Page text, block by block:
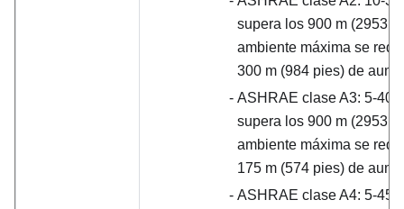
supera los 900 m (2953
ambiente máxima se
300 m (984 pies) de
ASHRAE clase A3: 5-40
supera los 900 m (2953
ambiente máxima se
175 m (574 pies) de
ASHRAE clase A4: 5-45